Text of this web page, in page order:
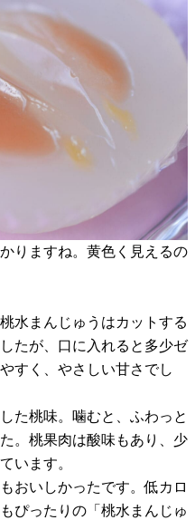
りますね。黄色く見えるの
水まんじゅうはカットする
たが、口に入れると多少ゼ
すく、やさしい甘さでし
た桃味。噛むと、ふわっと
。桃果肉は酸味もあり、少
います。
おいしかったです。低カロ
ぴったりの「桃水まんじゅ